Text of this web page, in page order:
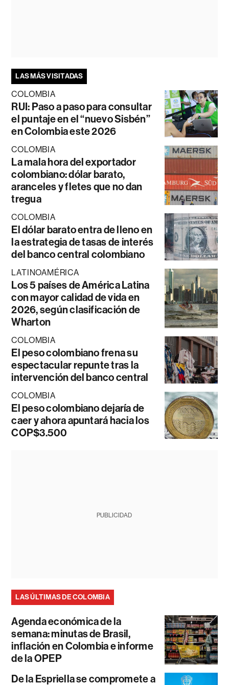
LAS MÁS VISITADAS
COLOMBIA
RUI: Paso a paso para consultar
el puntaje en el “nuevo Sisbén”
en Colombia este 2026
COLOMBIA
La mala hora del exportador
colombiano: dólar barato,
aranceles y fletes que no dan
tregua
COLOMBIA
El dólar barato entra de lleno en
la estrategia de tasas de interés
del banco central colombiano
LATINOAMÉRICA
Los 5 países de América Latina
con mayor calidad de vida en
2026, según clasificación de
Wharton
COLOMBIA
El peso colombiano frena su
espectacular repunte tras la
intervención del banco central
COLOMBIA
El peso colombiano dejaría de
caer y ahora apuntará hacia los
COP$3.500
PUBLICIDAD
LAS ÚLTIMAS DE COLOMBIA
Agenda económica de la
semana: minutas de Brasil,
inflación en Colombia e informe
de la OPEP
De la Espriella se compromete a